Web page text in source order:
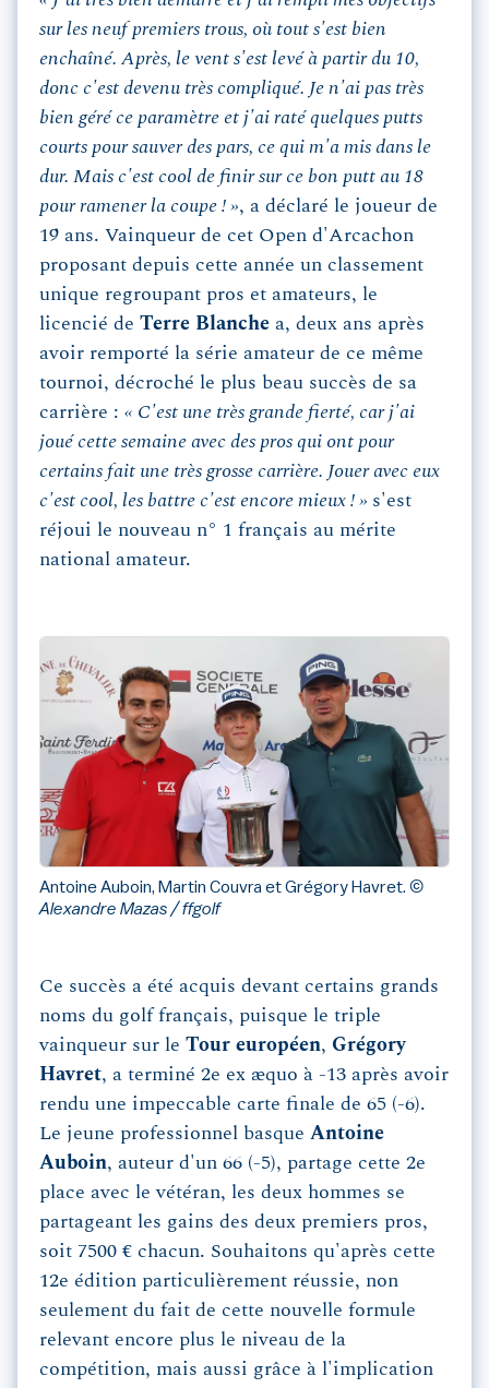
sur les neuf premiers trous, où tout s'est bien
enchaîné. Après, le vent s'est levé à partir du 10,
donc c'est devenu très compliqué. Je n'ai pas très
bien géré ce paramètre et j'ai raté quelques putts
courts pour sauver des pars, ce qui m'a mis dans le
dur. Mais c'est cool de finir sur ce bon putt au 18
pour ramener la coupe ! », a déclaré le joueur de
19 ans. Vainqueur de cet Open d'Arcachon
proposant depuis cette année un classement
unique regroupant pros et amateurs, le
licencié de Terre Blanche a, deux ans après
avoir remporté la série amateur de ce même
tournoi, décroché le plus beau succès de sa
carrière : « C'est une très grande fierté, car j'ai
joué cette semaine avec des pros qui ont pour
certains fait une très grosse carrière. Jouer avec eux
c'est cool, les battre c'est encore mieux ! » s'est
réjoui le nouveau n° 1 français au mérite
national amateur.
Antoine Auboin, Martin Couvra et Grégory Havret. ©
Alexandre Mazas / ffgolf
Ce succès a été acquis devant certains grands
noms du golf français, puisque le triple
vainqueur sur le Tour européen, Grégory
Havret, a terminé 2e ex æquo à -13 après avoir
rendu une impeccable carte finale de 65 (-6).
Le jeune professionnel basque Antoine
Auboin, auteur d'un 66 (-5), partage cette 2e
place avec le vétéran, les deux hommes se
partageant les gains des deux premiers pros,
soit 7500 € chacun. Souhaitons qu'après cette
12e édition particulièrement réussie, non
seulement du fait de cette nouvelle formule
relevant encore plus le niveau de la
compétition, mais aussi grâce à l'implication